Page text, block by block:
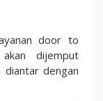
door to
dijemput
diantar dengan